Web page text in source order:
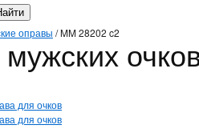
оправы /MM 28202 c2